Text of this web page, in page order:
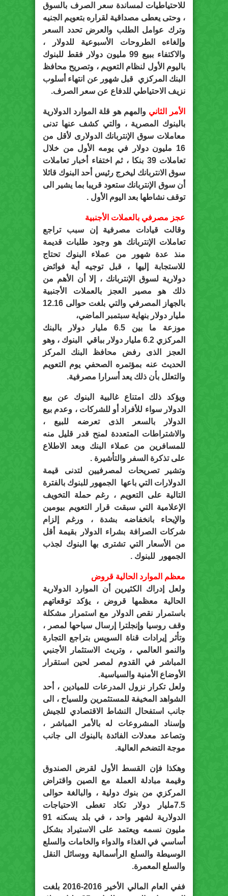
للاحتياطيات لمساندة سعر الصرف بالسوق
، وحتى يعطى مصداقية لقراره بتعويم الجنيه
وترك عوامل الطلب والعرض تحدد السعر
وإلغاءه الطروحات الأسبوعية للدولار ،
والاكتفاء ببيع 99 مليون دولار فقط للبنوك
باليوم الأول لنظام التعويم ، وتصريح محافظ
البنك المركزي قبل شهور عن انتهاء أسلوب
نزيف الاحتياطي للدفاع عن سعر الصرف.
الأمر الثاني والمهم هو قلة الموارد الدولارية
بالبنوك المصرية ، والتي كشف عنها تدنى
معاملات سوق الإنتربانك الدولارى لأقل من
16 مليون دولار في يومه الأول من خلال
تعاملات 39 بنكا ، ثم اختفاء أخبار تعاملات
سوق الانتربانك ليخرج رئيس أحد البنوك قائلا
أن سوق الإنتربانك ستعود قريبا بما يشير الى
توقف نشاطها بعد اليوم الأول .
عجز مصرفي بالعملات الأجنبية
وقالت قيادات مصرفية إن سبب تراجع
تعاملات الإنتربانك هو وجود طلبات قديمة
منذ عدة شهور من عملاء البنوك تحتاج
للاستجابة إليها ، قبل توجيه أية فوائض
دولارية لسوق الإنتربانك ، إلا أن الأهم من
ذلك هو مصير العجز بالعملات الأجنبية
بالجهاز المصرفي والتي بلغت حوالى 12.16
مليار دولار بنهاية سبتمبر الماضي،
موزعة ما بين 6.5 مليار دولار بالبنك
المركزي 6.2 مليار دولار بباقي البنوك ، وهو
العجز الذى رفض محافظ البنك المركز
الحديث عنه بمؤتمره الصحفي يوم التعويم
والتعلل بأن ذلك يعد أسرارا مصرفية.
ويؤكد ذلك امتناع غالبية البنوك عن بيع
الدولار سواء للأفراد أو للشركات ، وعدم بيع
الدولار بالسعر الذى تعرضه للبيع ،
والاشتراطات المتعددة لمنح قدر قليل منه
للمسافرين من عملاء البنك وبعد الاطلاع
على تذكرة السفر والتأشيرة .
وتشير تصريحات لمصرفيين لتدنى قيمة
الدولارات التي باعها الجمهور للبنوك بالفترة
التالية على التعويم ، رغم حملة التخويف
الإعلامية التي سبقت قرار التعويم بيومين
والإيحاء بانخفاضه بشدة ، ورغم إلزام
شركات الصرافة بشراء الدولار بقيمة أقل
من الأسعار التي تشترى بها البنوك لجذب
الجمهور للبنوك .
معظم الموارد الحالية قروض
ولعل إدراك الكثيرين أن الموارد الدولارية
الحالية معظمها قروض ، يؤكد توقعاتهم
باستمرار نقص الدولار مع استمرار مشكلة
وقف روسيا وإنجلترا إرسال سياحها لمصر ،
وتأثر إيرادات قناة السويس بتراجع التجارة
والنمو العالمي ، وتريث الاستثمار الأجنبي
المباشر في القدوم لمصر لحين استقرار
الأوضاع الأمنية والسياسية.
ولعل تكرار نزول المدرعات للميادين ، أحد
الشواهد المخيفة للمستثمرين وللسياح ، الى
جانب استفحال النشاط الاقتصادي للجيش
وإسناد المشروعات له بالأمر المباشر ،
وتصاعد معدلات الفائدة بالبنوك الى جانب
موجة التضخم العالية.
وهكذا فإن القسط الأول لقرض الصندوق
وقيمة مبادلة العملة مع الصين واقتراض
المركزي من بنوك دولية ، والبالغة حوالى
7.5مليار دولار تكاد تغطى الاحتياجات
الدولارية لشهر واحد ، في بلد يسكنه 91
مليون نسمه ويعتمد على الاستيراد بشكل
أساسي في الغذاء والدواء والخامات والسلع
الوسيطة والسلع الرأسمالية ووسائل النقل
والسلع المعمرة.
ففي العام المالي الأخير 2016-2016 بلغت